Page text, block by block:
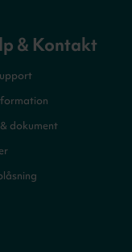
& Kontakt
dokument